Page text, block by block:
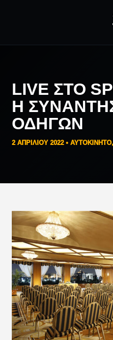
LIVE ΣΤΟ
Η
ΟΔΗΓΏΝ
2 ΑΠΡΙΛΊΟΥ 2022 • AYTOKINHTO,